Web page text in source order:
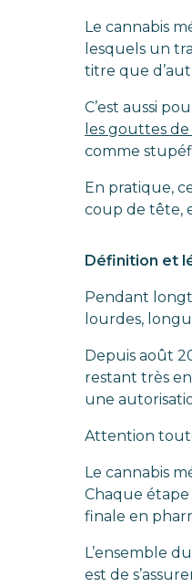
Le cannabis
lesquels un
titre que
C’est aussi
les gouttes de
comme
En pratique,
coup de tête,
Définition et
Pendant
lourdes,
Depuis août
restant très
une
Attention
Le cannabis
Chaque
finale en
L’ensemble
est de